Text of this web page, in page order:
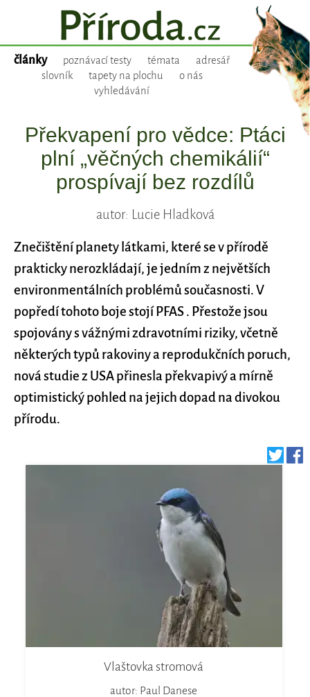
články poznávací testy témata
adresář
slovník
tapety na plochu
o nás
vyhledávání
Překvapení pro vědce: Ptáci
plní „věčných chemikálií“
prospívají bez rozdílů
autor: Lucie Hladková
Znečištění planety látkami, které se v přírodě
prakticky nerozkládají, je jedním z největších
environmentálních problémů současnosti. V
popředí tohoto boje stojí PFAS . Přestože jsou
spojovány s vážnými zdravotními riziky, včetně
některých typů rakoviny a reprodukčních poruch,
nová studie z USA přinesla překvapivý a mírně
optimistický pohled na jejich dopad na divokou
přírodu.
Vlaštovka stromová
autor: Paul Danese